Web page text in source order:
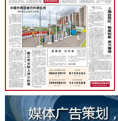
北京晨报卫生行政处罚公告
中华工商时报维权公告登报
北京晚报税务稽查公告登报
新京报海关稽查公告登报，
经济日报企业维权公告登报
法制日报税务稽查公告登报
北京晚报建设行政处罚通知
北京晨报海关行政处罚公告